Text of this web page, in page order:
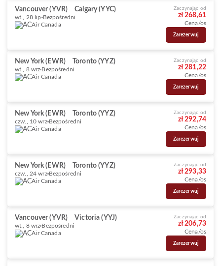
Vancouver (YVR) Calgary (YYC)
wt., 28 lip Bezpośredni
Air Canada
Zaczynając od
zł 268,61
Cena/os
Zarezerwuj
New York (EWR) Toronto (YYZ)
wt., 8 wrz Bezpośredni
Air Canada
Zaczynając od
zł 281,22
Cena/os
Zarezerwuj
New York (EWR) Toronto (YYZ)
czw., 10 wrz Bezpośredni
Air Canada
Zaczynając od
zł 292,74
Cena/os
Zarezerwuj
New York (EWR) Toronto (YYZ)
czw., 24 wrz Bezpośredni
Air Canada
Zaczynając od
zł 293,33
Cena/os
Zarezerwuj
Vancouver (YVR) Victoria (YYJ)
wt., 8 wrz Bezpośredni
Air Canada
Zaczynając od
zł 206,73
Cena/os
Zarezerwuj